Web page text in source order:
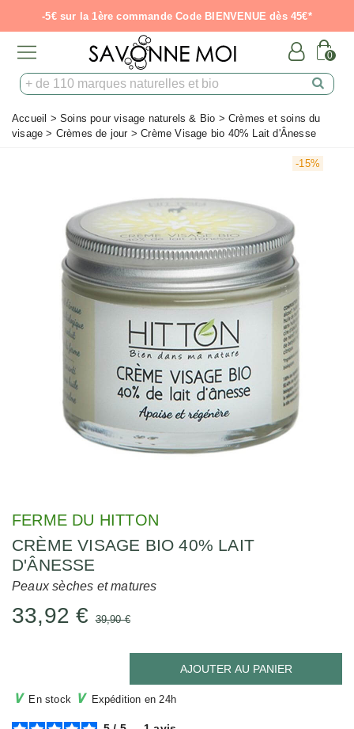
-5€ sur la 1ère commande Code BIENVENUE dès 45€*
0
Accueil > Soins pour visage naturels & Bio > Crèmes et soins du
visage > Crèmes de jour > Crème Visage bio 40% Lait d'Ânesse
-15%
FERME DU HITTON
CRÈME VISAGE BIO 40% LAIT
D'ÂNESSE
Peaux sèches et matures
33,92 € 39,90 €
AJOUTER AU PANIER
∨ En stock ∨ Expédition en 24h